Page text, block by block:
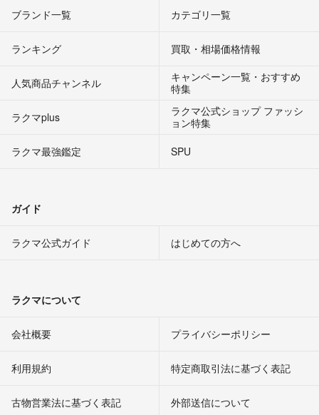
ブランド一覧 カテゴリ一覧
ランキング 買取・相場価格情報
人気商品チャンネル
キャンペーン一覧・おすすめ
特集
ラクマplus
ラクマ公式ショップ ファッシ
ョン特集
ラクマ最強鑑定
SPU
ガイド
ラクマ公式ガイド はじめての方へ
ラクマについて
会社概要 プライバシーポリシー
利用規約 特定商取引法に基づく表記
古物営業法に基づく表記 外部送信について